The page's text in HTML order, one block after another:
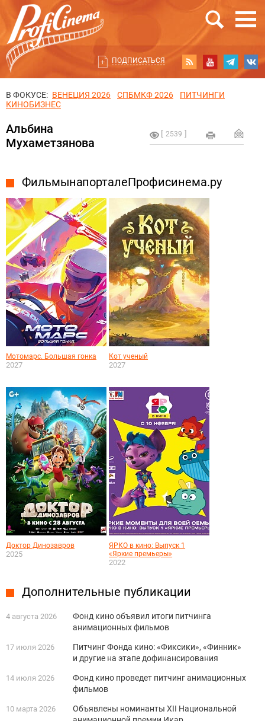
ПОДПИСАТЬСЯ
В ФОКУСЕ: ВЕНЕЦИЯ 2026 СПБМКФ 2026
ПИТЧИНГИ
КИНОБИЗНЕС
2539
Альбина
Мухаметзянова
Фильмы на портале Профисинема.ру
Мотомарс. Большая гонка
2027
Кот ученый
2027
Доктор Динозавров
2025
ЯРКО в кино: Выпуск 1
«Яркие премьеры»
2022
Дополнительные публикации
4 августа 2026
Фонд кино объявил итоги питчинга
анимационных фильмов
17 июля 2026
Питчинг Фонда кино: «Фиксики», «Финник»
и другие на этапе дофинансирования
14 июля 2026
Фонд кино проведет питчинг анимационных
фильмов
10 марта 2026
Объявлены номинанты XII Национальной